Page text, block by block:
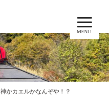
MENU
神かカエルかなんぞや！？